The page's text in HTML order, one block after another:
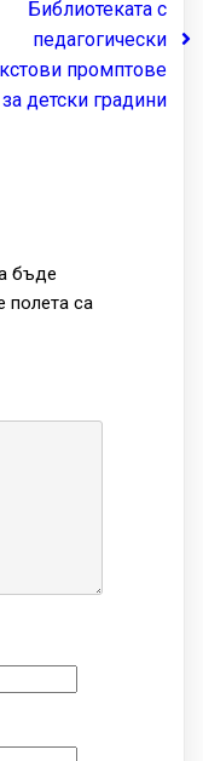
Библиотеката с
педагогически
промптове
за детски градини
бъде
полета са